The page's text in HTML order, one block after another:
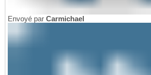
Envoyé par Carmichael